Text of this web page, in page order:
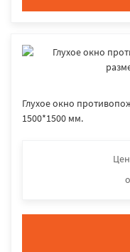
Глухое окно
1500*1500 мм.